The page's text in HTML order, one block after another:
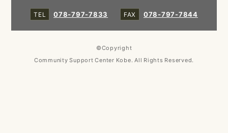
078-797-7833
078-797-7844
©Copyright
Community Support Center Kobe. All Rights Reserved.